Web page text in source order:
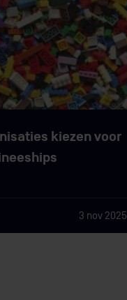
kiezen voor
3 nov 2025